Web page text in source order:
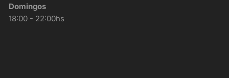
Domingos
18:00 - 22:00hs